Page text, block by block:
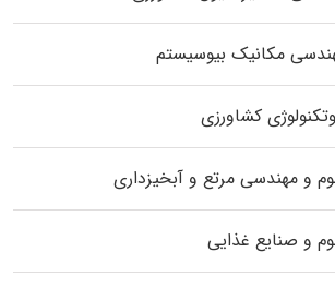
مکانیک بیوسیستم
کشاورزی
و مهندسی مرتع و آبخیزداری
و صنایع غذایی